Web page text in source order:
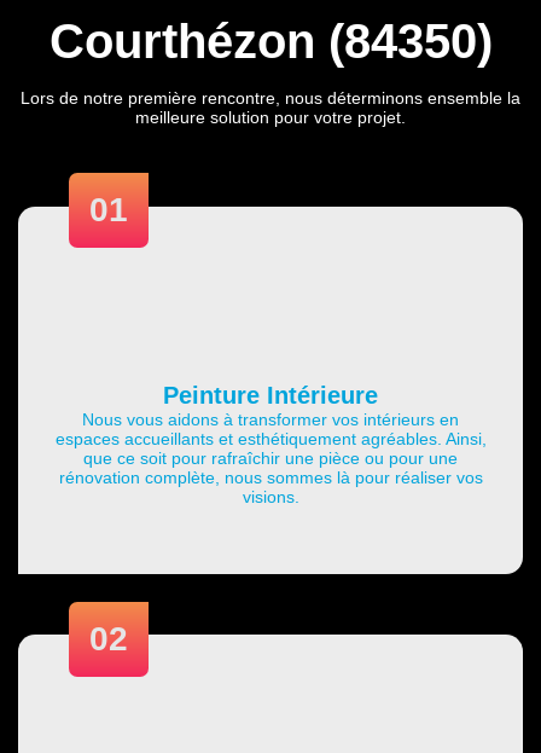
Courthézon (84350)
Lors de notre première rencontre, nous déterminons ensemble la
meilleure solution pour votre projet.
01
Peinture Intérieure
Nous vous aidons à transformer vos intérieurs en
espaces accueillants et esthétiquement agréables. Ainsi,
que ce soit pour rafraîchir une pièce ou pour une
rénovation complète, nous sommes là pour réaliser vos
visions.
02